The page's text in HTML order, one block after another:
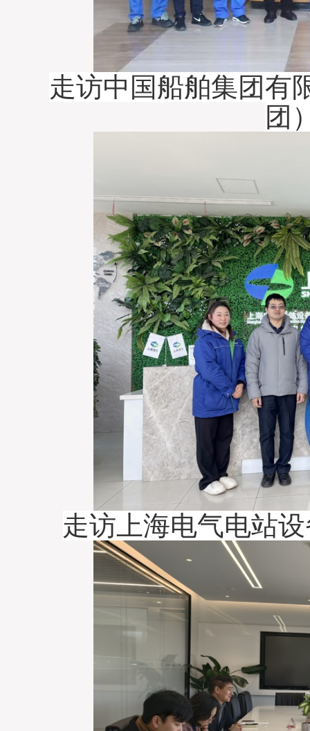
走访中国船舶集团有
团
走访上海电气电站